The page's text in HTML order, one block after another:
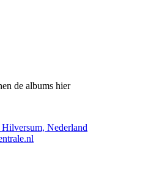
de albums hier
Nederland